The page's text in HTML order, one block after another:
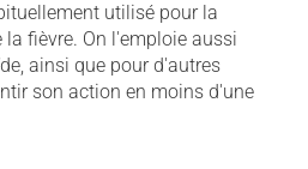
utilisé pour la
fièvre. On l'emploie aussi
ainsi que pour d'autres
son action en moins d'une